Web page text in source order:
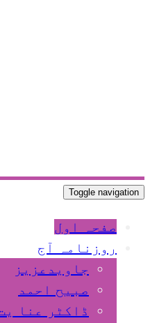
Toggle navigation
صفحہ اول
روزنامہ آج
جاویدعزیز
صبیح احمد
ڈاکٹر عنا